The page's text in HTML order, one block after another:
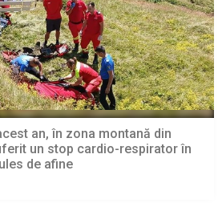
an, în zona montană din
un stop cardio-respirator în
de afine